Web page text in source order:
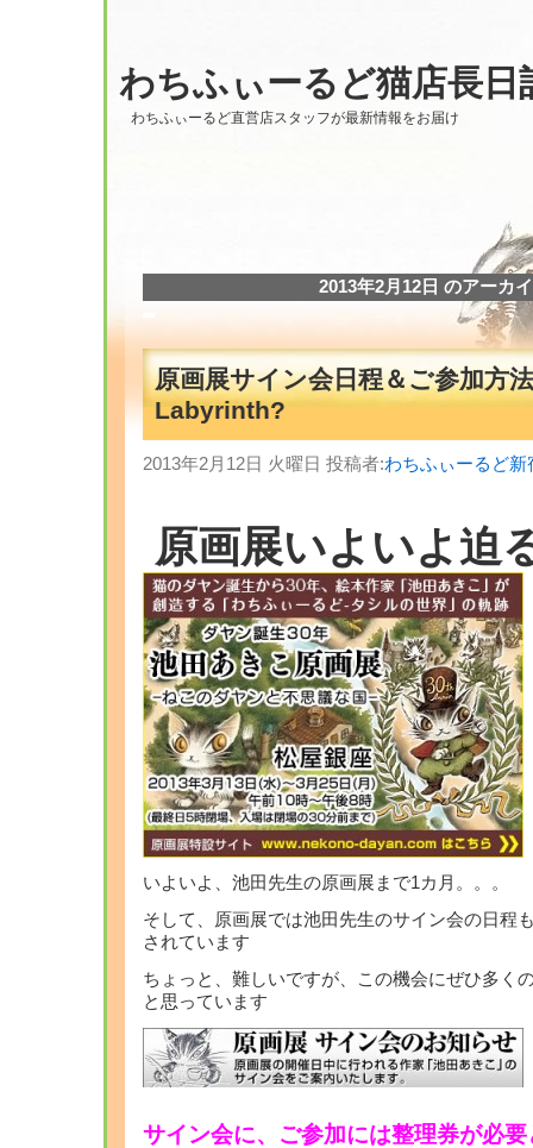
わちふぃーるど猫店長日
わちふぃーるど直営店スタッフが最新情報をお届け
2013年2月12日 のアーカ
原画展サイン会日程＆ご参加方
Labyrinth?
2013年2月12日 火曜日 投稿者:わちふぃーるど
原画展いよいよ迫
いよいよ、池田先生の原画展まで1カ月。。。
そして、原画展では池田先生のサイン会の日程
されています
ちょっと、難しいですが、この機会にぜひ多く
と思っています
サイン会に、ご参加には整理券が必要